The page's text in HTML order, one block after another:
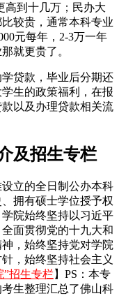
高到十几万；民办大
较贵，通常本科专业
元每年，2-3万一年
就更贵了。
贷款，毕业后分期还
生的政策福利，在报
以及办理贷款相关流
及招生专栏
立的全日制公办本科
拥有硕士学位授予权
院始终坚持以习近平
面贯彻党的十九大和
，始终坚持党对学院
，始终坚持社会主义
”招生专栏】PS：本专
生整理汇总了佛山科